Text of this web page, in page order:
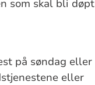
som skal bli døpt
på søndag eller
eller